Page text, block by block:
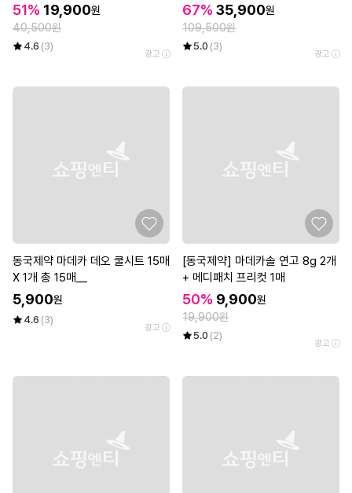
2매*3개
51% 19,900원
40,500원
4.6 (3)
광고
67% 35,900원
109,500원
5.0 (3)
광고
동국제약 마데카 데오 쿨시트 15매
X 1개 총 15매__
5,900원
4.6 (3)
광고
[동국제약] 마데카솔 연고 8g 2개
+ 메디패치 프리컷 1매
50% 9,900원
19,900원
5.0 (2)
광고